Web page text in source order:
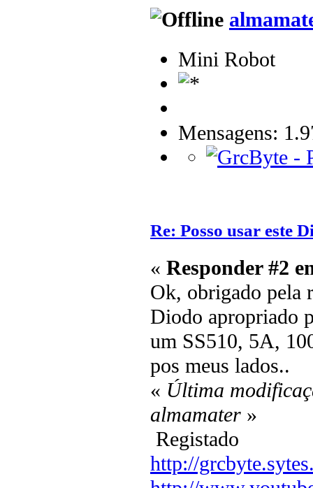
Mini Robot
Mensagens:
Re: Posso usar este
« Responder #2
Ok, obrigado pela
Diodo apropriado
um SS510, 5A,
pos meus lados..
« Última
almamater »
Registado
http://